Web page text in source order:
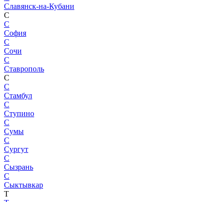
Славянск-на-Кубани
С
С
София
С
Сочи
С
Ставрополь
С
С
Стамбул
С
Ступино
С
Сумы
С
Сургут
С
Сызрань
С
Сыктывкар
Т